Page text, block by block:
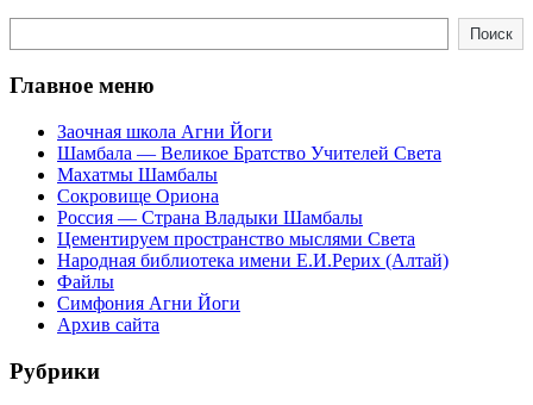
Поиск
Главное меню
Заочная школа Агни Йоги
Шамбала — Великое Братство Учителей Света
Махатмы Шамбалы
Сокровище Ориона
Россия — Страна Владыки Шамбалы
Цементируем пространство мыслями Света
Народная библиотека имени Е.И.Рерих (Алтай)
Файлы
Симфония Агни Йоги
Архив сайта
Рубрики